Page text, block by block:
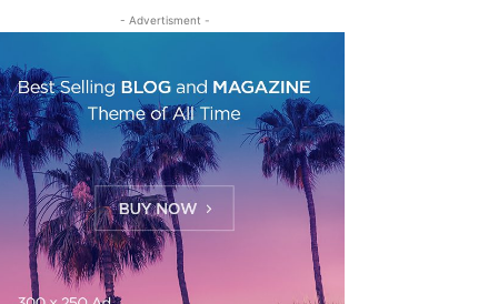
- Advertisment -